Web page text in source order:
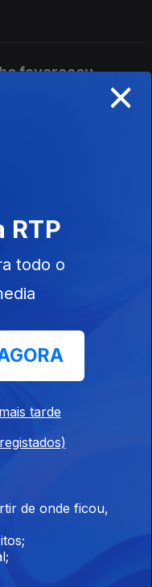
favoreceu
ao Irão por
dos oceanos
Benfica não
×
RTP
todo o
tarde
de onde ficou,